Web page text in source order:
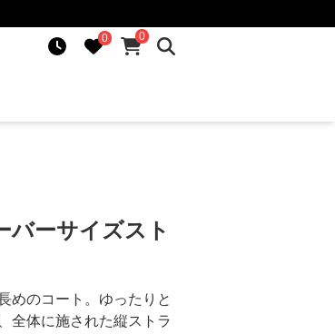
0
0
バーサイズスト
めのコート。ゆったりと
全体に施された縦ストラ